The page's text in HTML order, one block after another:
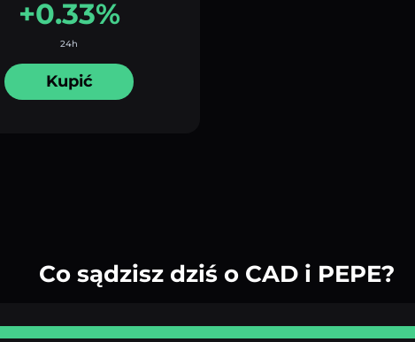
+0.33%
24h
Kupić
Co sądzisz dziś o CAD i PEPE?